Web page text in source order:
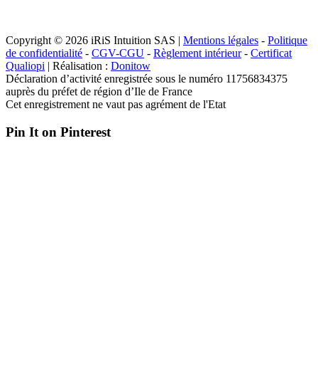
Copyright © 2026 iRiS Intuition SAS | Mentions légales - Politique
de confidentialité - CGV-CGU - Règlement intérieur- Certificat
Qualiopi | Réalisation : Donitow
Déclaration d’activité enregistrée sous le numéro 11756834375
auprès du préfet de région d’Ile de France
Cet enregistrement ne vaut pas agrément de l'Etat
Pin It on Pinterest